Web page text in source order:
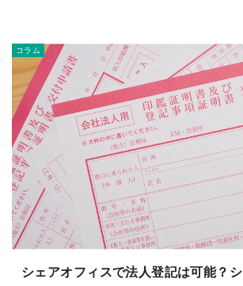
コラム
シェアオフィスで法人登記は可能？